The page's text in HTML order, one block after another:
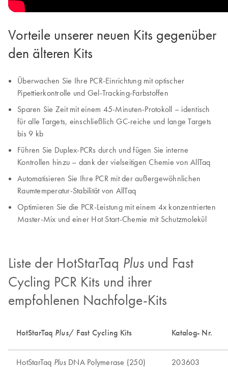
Vorteile unserer neuen Kits gegenüber
den älteren Kits
Überwachen Sie Ihre PCR-Einrichtung mit optischer
Pipettierkontrolle und Gel-Tracking-Farbstoffen
Sparen Sie Zeit mit einem 45-Minuten-Protokoll – identisch
für alle Targets, einschließlich GC-reiche und lange Targets
bis 9 kb
Führen Sie Duplex-PCRs durch und fügen Sie interne
Kontrollen hinzu – dank der vielseitigen Chemie von AllTaq
Automatisieren Sie Ihre PCR mit der außergewöhnlichen
Raumtemperatur-Stabilität von AllTaq
Optimieren Sie die PCR-Leistung mit einem 4x konzentrierten
Master-Mix und einer Hot Start-Chemie mit Schutzmolekül
Liste der HotStarTaq Plus und Fast
Cycling PCR Kits und ihrer
empfohlenen Nachfolge-Kits